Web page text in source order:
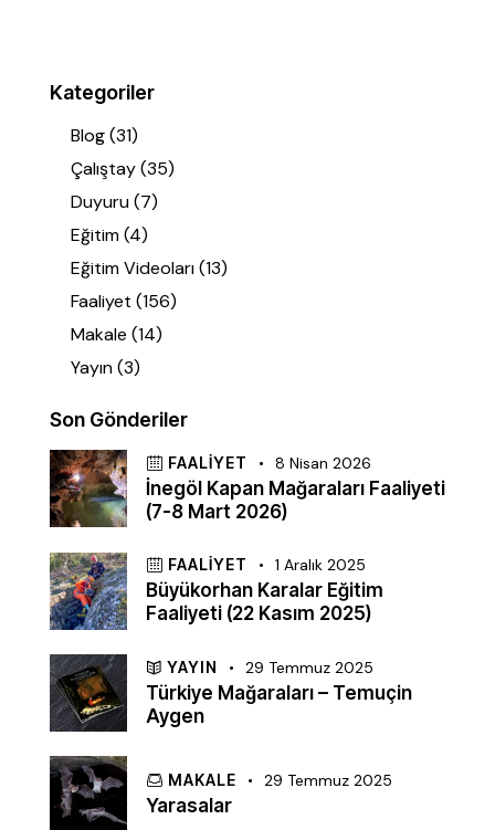
Kategoriler
Blog(31)
Çalıştay(35)
Duyuru(7)
Eğitim(4)
Eğitim Videoları(13)
Faaliyet (156)
Makale (14)
Yayın(3)
Son Gönderiler
FAALIYET 8 Nisan 2026
İnegöl Kapan Mağaraları Faaliyeti
(7-8 Mart 2026)
FAALIYET 1 Aralık 2025
Büyükorhan Karalar Eğitim
Faaliyeti (22 Kasım 2025)
YAYIN 29 Temmuz 2025
Türkiye Mağaraları – Temuçin
Aygen
MAKALE 29 Temmuz 2025
Yarasalar